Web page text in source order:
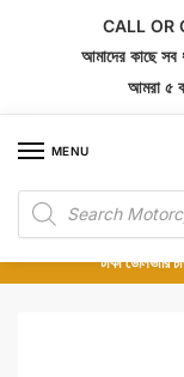
CALL OR
আমাদের কাছে সব
আমরা ৫
MENU
Products
search
১০০% অরিজিনাল পার্টস –
অর্ডার করার পর পার্টের ছবি
টাকা ডেলিভারি